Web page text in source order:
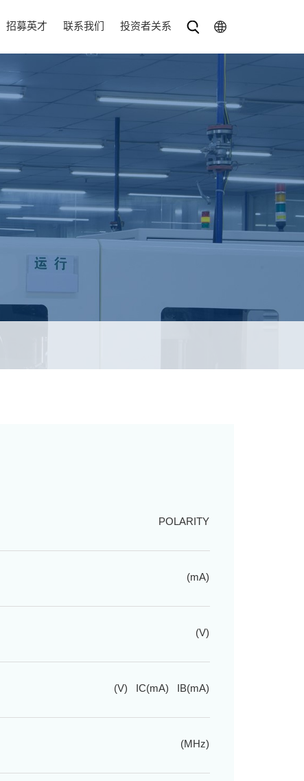
招募英才 联系我们 投资者关系
POLARITY
(mA)
(V)
(V) IC(mA) IB(mA)
(MHz)